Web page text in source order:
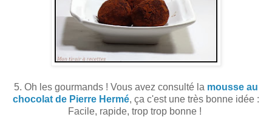
5. Oh les gourmands ! Vous avez consulté la mousse au
chocolat de Pierre Hermé, ça c'est une très bonne idée :
Facile, rapide, trop trop bonne !